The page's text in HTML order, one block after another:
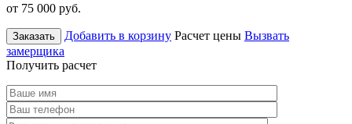
от 75 000 руб.
Заказать Добавить в корзину Расчет цены Вызвать
замерщика
Получить расчет